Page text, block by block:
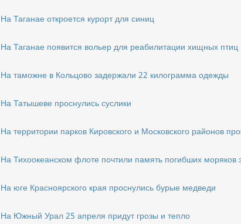
На Таганае откроется курорт для синиц
На Таганае появится вольер для реабилитации хищных птиц
На таможне в Кольцово задержали 22 килограмма одежды
На Татышеве проснулись суслики
На территории парков Кировского и Московского районов
На Тихоокеанском флоте почтили память погибших
На юге Красноярского края проснулись бурые медведи
На Южный Урал 25 апреля придут грозы и тепло